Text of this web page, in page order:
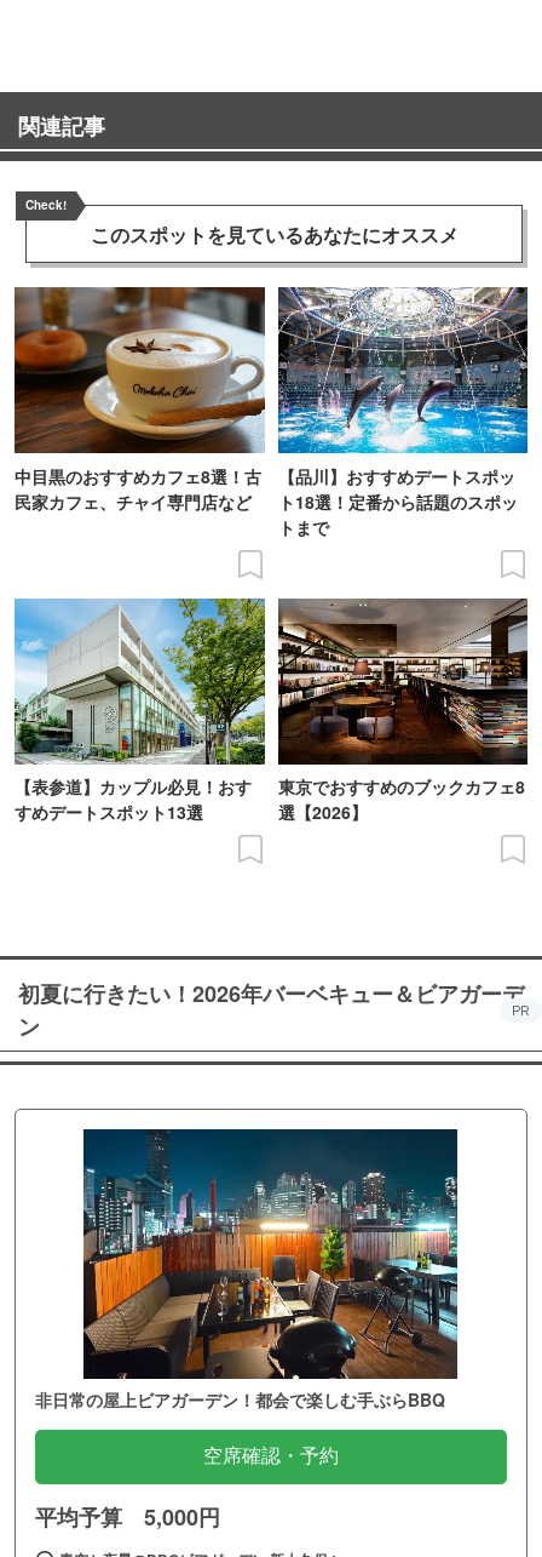
関連記事
Check!
このスポットを見ているあなたにオススメ
中目黒のおすすめカフェ8選！古
民家カフェ、チャイ専門店など
【品川】おすすめデートスポッ
ト18選！定番から話題のスポッ
トまで
【表参道】カップル必見！おす
すめデートスポット13選
東京でおすすめのブックカフェ8
選【2026】
初夏に行きたい！2026年バーベキュー＆ビアガーデ
ン
PR
非日常の屋上ビアガーデン！都会で楽しむ手ぶらBBQ
空席確認・予約
平均予算 5,000円